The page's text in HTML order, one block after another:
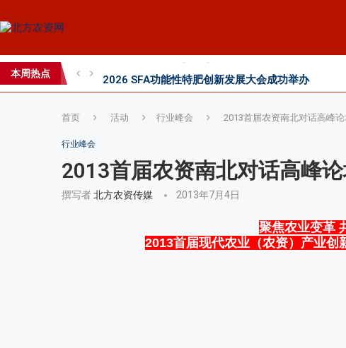
本周热点
2026中国新疆种子交易会：种业科创新征程，盛会
直面“同肥不同效”：科学精准施肥守护沃土良田
首页 活动 行业峰会 2013首届农资南北对话高峰
行业峰会
2013首届农资南北对话高峰
撰写者北方农资传媒 2013年7月4日
聚焦农业变革
2013首届现代农业（农资）产业创